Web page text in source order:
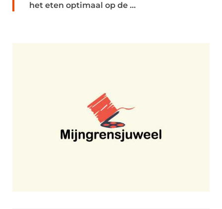
het eten optimaal op de ...